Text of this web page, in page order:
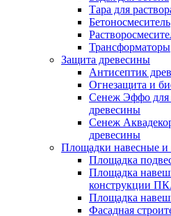
Тара для
Бетоносмеситель
Трансформаторы
Защита древесины
Антисептик
Огнезащита и
Сенеж Эффо для
древесины
Сенеж
древесины
Площадки навесные
Площадка
Площадка
конструкции
Площадка
Фасадная